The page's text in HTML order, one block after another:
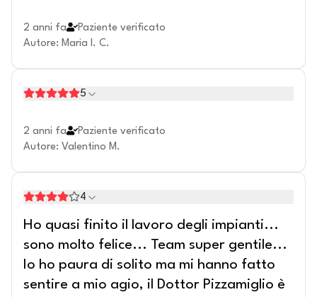
2 anni fa
Paziente verificato
Autore: Maria I. C.
5
2 anni fa
Paziente verificato
Autore: Valentino M.
4
Ho quasi finito il lavoro degli impianti...
sono molto felice... Team super gentile...
Io ho paura di solito ma mi hanno fatto
sentire a mio agio, il Dottor Pizzamiglio è